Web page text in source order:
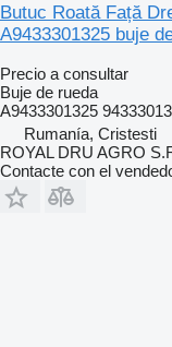
Butuc Roată Față
A9433301325 buje
Precio a consultar
Buje de rueda
A9433301325
Rumanía, Cristesti
ROYAL DRU AGRO
Contacte con el